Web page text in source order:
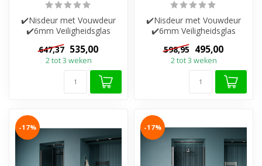
✔️Nisdeur met Vouwdeur
✔️6mm Veiligheidsglas
✔️Helderglas ✔️Nano-
coating ✔️Besch...
647,37 535,00
2 tot 3 weken
✔️Nisdeur met Vouwdeur
✔️6mm Veiligheidsglas
✔️Helderglas ✔️Nano-
coating ✔️Besch...
598,95 495,00
2 tot 3 weken
-17% -17%